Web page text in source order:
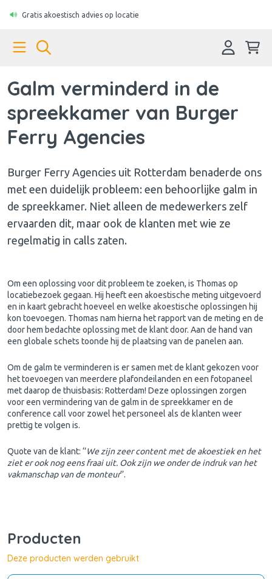
Gratis akoestisch advies op locatie
Galm verminderd in de
spreekkamer van Burger
Ferry Agencies
Burger Ferry Agencies uit Rotterdam benaderde ons
met een duidelijk probleem: een behoorlijke galm in
de spreekkamer. Niet alleen de medewerkers zelf
ervaarden dit, maar ook de klanten met wie ze
regelmatig in calls zaten.
Om een oplossing voor dit probleem te zoeken, is Thomas op
locatiebezoek gegaan. Hij heeft een akoestische meting uitgevoerd
en in kaart gebracht hoeveel en welke akoestische oplossingen hij
kon toevoegen. Thomas nam hierna het rapport van de meting en de
door hem bedachte oplossing met de klant door. Aan de hand van
een globale schets toonde hij de plaatsing van de panelen aan.
Om de galm te verminderen is er samen met de klant gekozen voor
het toevoegen van meerdere plafondeilanden en een fotopaneel
met daarop de thuisbasis: Rotterdam! Deze oplossingen zorgen
voor een vermindering van de galm in de spreekkamer en de
conference call voor zowel het personeel als de klanten weer
prettig te volgen is.
Quote van de klant: ‘’We zijn zeer content met de akoestiek en het
ziet er ook nog eens fraai uit. Ook zijn we onder de indruk van het
vakmanschap van de monteur’’.
Producten
Deze producten werden gebruikt